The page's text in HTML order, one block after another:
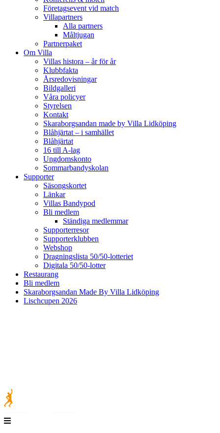
Företagsevent vid match
Villapartners
Alla partners
Måltjugan
Partnerpaket
Om Villa
Villas histora – år för år
Klubbfakta
Årsredovisningar
Bildgalleri
Våra policyer
Styrelsen
Kontakt
Skaraborgsandan made by Villa Lidköping
Blåhjärtat – i samhället
Blåhjärtat
16 till A-lag
Ungdomskonto
Sommarbandyskolan
Supporter
Säsongskortet
Länkar
Villas Bandypod
Bli medlem
Ständiga medlemmar
Supporterresor
Supporterklubben
Webshop
Dragningslista 50/50-lotteriet
Digitala 50/50-lotter
Restaurang
Bli medlem
Skaraborgsandan Made By Villa Lidköping
Lischcupen 2026